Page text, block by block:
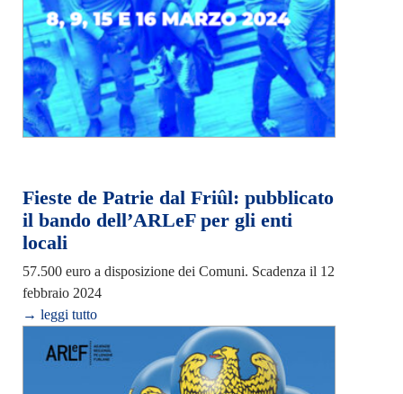
Fieste de Patrie dal Friûl: pubblicato
il bando dell’ARLeF per gli enti
locali
57.500 euro a disposizione dei Comuni. Scadenza il 12
febbraio 2024
→ leggi tutto